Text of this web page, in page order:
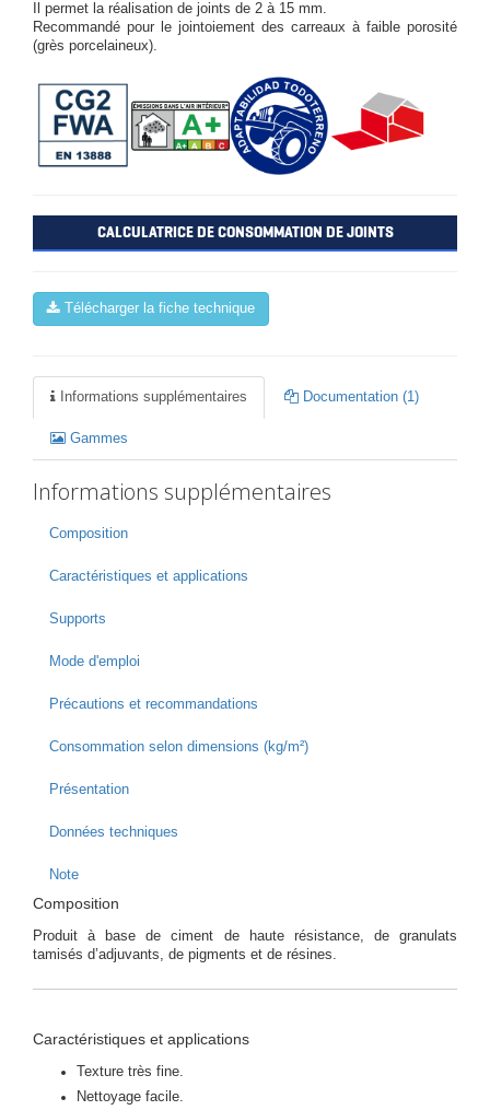
Il permet la réalisation de joints de 2 à 15 mm.
Recommandé pour le jointoiement des carreaux à faible porosité
(grès porcelaineux).
CALCULATRICE DE CONSOMMATION DE JOINTS
Télécharger la fiche technique
Informations supplémentaires Documentation (1)
Gammes
Informations supplémentaires
Composition
Caractéristiques et applications
Supports
Mode d'emploi
Précautions et recommandations
Consommation selon dimensions (kg/m²)
Présentation
Données techniques
Note
Composition
Produit à base de ciment de haute résistance, de granulats
tamisés d’adjuvants, de pigments et de résines.
Caractéristiques et applications
Texture très fine.
Nettoyage facile.